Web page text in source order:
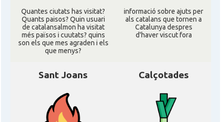
Quantes ciutats has visitat?
Quants paisos? Quin usuari
de catalansalmon ha visitat
més països i cuutats? quins
son els que mes agraden i els
que menys?
informació sobre ajuts per
als catalans que tornen a
Catalunya despres
d'haver viscut fora
Sant Joans Calçotades